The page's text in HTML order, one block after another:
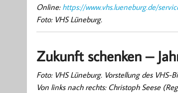
Online: https://www.vhs.lueneburg.de/
Foto: VHS Lüneburg.
Zukunft schenken –
Foto: VHS Lüneburg. Vorstellung des VHS-
Von links nach rechts: Christoph Seese